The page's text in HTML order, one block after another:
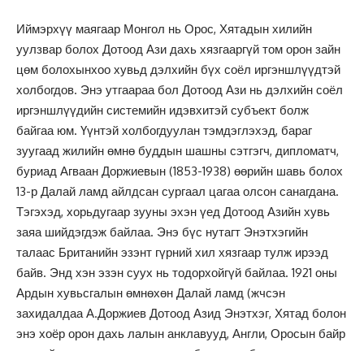
Иймэрхүү маягаар Монгол нь Орос, Хятадын хилийн
уулзвар болох Дотоод Ази дахь хязгааргүй том орон зайн
цөм болохынхоо хувьд дэлхийн бүх соёл иргэншлүүдтэй
холбогдов. Энэ утгаараа бол Дотоод Ази нь дэлхийн соёл
иргэншлүүдийн системийн идэвхитэй субъект болж
байгаа юм. Үүнтэй холбогдуулан тэмдэглэхэд, бараг
зуугаад жилийн өмнө буддын шашны сэтгэгч, дипломатч,
буриад Агваан Доржиевын (1853-1938) өөрийн шавь болох
13-р Далай ламд айлдсан сургаал цагаа олсон санагдана.
Тэгэхэд, хорьдугаар зууны эхэн үед Дотоод Азийн хувь
заяа шийдэгдэж байлаа. Энэ бүс нутагт Энэтхэгийн
талаас Британийн эзэнт гүрний хил хязгаар тулж ирээд
байв. Энд хэн эзэн суух нь тодорхойгүй байлаа. 1921 оны
Ардын хувьсгалын өмнөхөн Далай ламд (жчсэн
захидалдаа А.Доржиев Дотоод Азид Энэтхэг, Хятад болон
энэ хоёр орон дахь лалын анклавууд, Англи, Оросын байр